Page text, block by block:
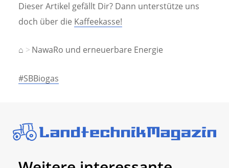
Dieser Artikel gefällt Dir? Dann unterstütze uns
doch über die Kaffeekasse!
⌂ NawaRo und erneuerbare Energie
#SBBiogas